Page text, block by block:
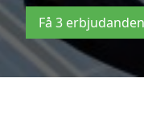
Få 3